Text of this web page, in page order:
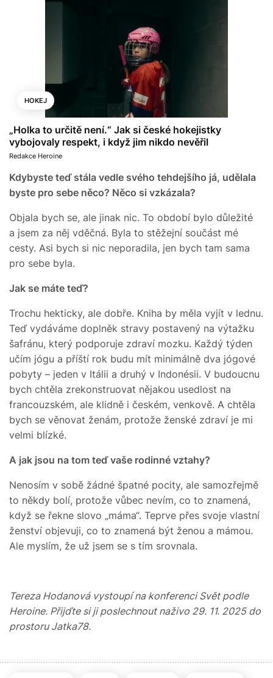
HOKEJ
„Holka to určitě není.“ Jak si české hokejistky
vybojovaly respekt, i když jim nikdo nevěřil
Redakce Heroine
Kdybyste teď stála vedle svého tehdejšího já, udělala
byste pro sebe něco? Něco si vzkázala?
Objala bych se, ale jinak nic. To období bylo důležité
a jsem za něj vděčná. Byla to stěžejní součást mé
cesty. Asi bych si nic neporadila, jen bych tam sama
pro sebe byla.
Jak se máte teď?
Trochu hekticky, ale dobře. Kniha by měla vyjít v lednu.
Teď vydáváme doplněk stravy postavený na výtažku
šafránu, který podporuje zdraví mozku. Každý týden
učím jógu a příští rok budu mít minimálně dva jógové
pobyty – jeden v Itálii a druhý v Indonésii. V budoucnu
bych chtěla zrekonstruovat nějakou usedlost na
francouzském, ale klidně i českém, venkově. A chtěla
bych se věnovat ženám, protože ženské zdraví je mi
velmi blízké.
A jak jsou na tom teď vaše rodinné vztahy?
Nenosím v sobě žádné špatné pocity, ale samozřejmě
to někdy bolí, protože vůbec nevím, co to znamená,
když se řekne slovo „máma“. Teprve přes svoje vlastní
ženství objevuji, co to znamená být ženou a mámou.
Ale myslím, že už jsem se s tím srovnala.
Tereza Hodanová vystoupí na konferenci Svět podle
Heroine. Přijďte si ji poslechnout naživo 29. 11. 2025 do
prostoru Jatka78.